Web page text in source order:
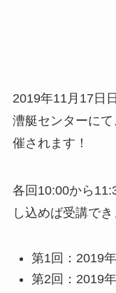
2019年11月17日
漕艇センターにて
催されます！
各回10:00から
し込めば受講でき
第1回：2019
第2回：2019